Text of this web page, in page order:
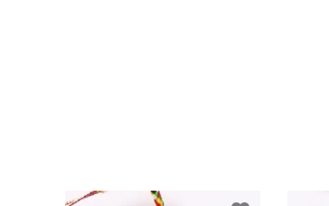
オーダーしゃもじとは